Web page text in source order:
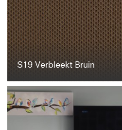
S19 Verbleekt Bruin